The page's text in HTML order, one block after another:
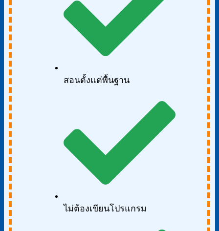
สอนตั้งแต่พื้นฐาน
ไม่ต้องเขียนโปรแกรม